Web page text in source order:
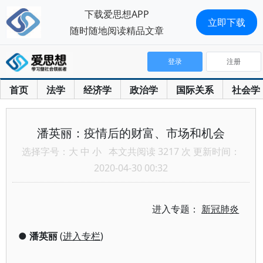
首页 法学 经济学 政治学 国际关系 社会学
登录 注册
潘英丽：疫情后的财富、市场和机会
选择字号： 大 中 小 本文共阅读 3217 次 更新时间：
2020-04-30 00:32
进入专题： 新冠肺炎
● 潘英丽(进入专栏)
下载爱思想APP
随时随地阅读精品文章
立即下载